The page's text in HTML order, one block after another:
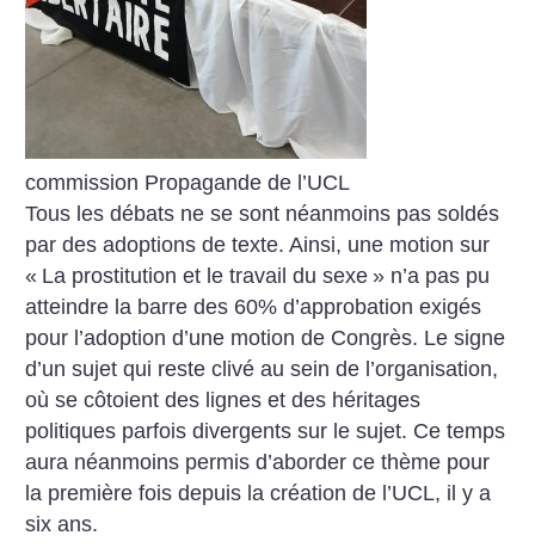
commission Propagande de l’UCL
Tous les débats ne se sont néanmoins pas soldés
par des adoptions de texte. Ainsi, une motion sur
« La prostitution et le travail du sexe » n’a pas pu
atteindre la barre des 60% d’approbation exigés
pour l’adoption d’une motion de Congrès. Le signe
d’un sujet qui reste clivé au sein de l’organisation,
où se côtoient des lignes et des héritages
politiques parfois divergents sur le sujet. Ce temps
aura néanmoins permis d’aborder ce thème pour
la première fois depuis la création de l’UCL, il y a
six ans.